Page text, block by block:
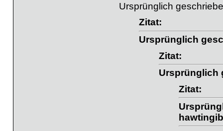
Ursprünglich
Zitat:
Ursprünglich
Zitat:
Ursprünglich
Zitat: